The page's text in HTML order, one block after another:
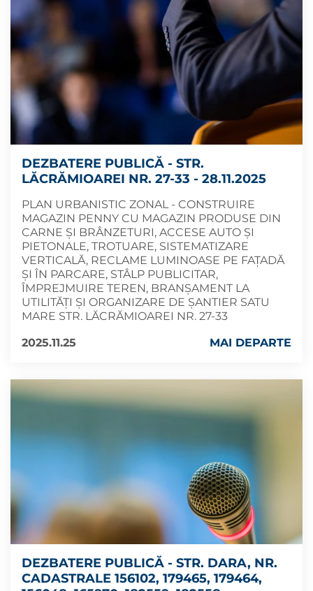
DEZBATERE PUBLICĂ - STR.
LĂCRĂMIOAREI NR. 27-33 - 28.11.2025
PLAN URBANISTIC ZONAL - CONSTRUIRE
MAGAZIN PENNY CU MAGAZIN PRODUSE DIN
CARNE ȘI BRÂNZETURI, ACCESE AUTO ȘI
PIETONALE, TROTUARE, SISTEMATIZARE
VERTICALĂ, RECLAME LUMINOASE PE FAȚADĂ
ȘI ÎN PARCARE, STÂLP PUBLICITAR,
ÎMPREJMUIRE TEREN, BRANȘAMENT LA
UTILITĂȚI ȘI ORGANIZARE DE ȘANTIER SATU
MARE STR. LĂCRĂMIOAREI NR. 27-33
2025.11.25
MAI DEPARTE
DEZBATERE PUBLICĂ - STR. DARA, NR.
CADASTRALE 156102, 179465, 179464,